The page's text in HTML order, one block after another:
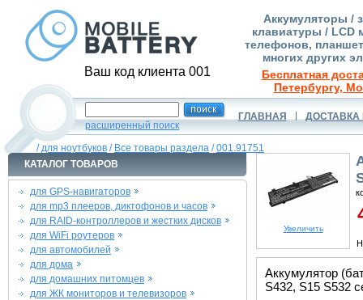
Ваш код клиента 001
Аккумуляторы /
клавиатуры / LCD
телефонов,
многих других
Бесплатная
Петербургу,
расширенный поиск
ГЛАВНАЯ ДОСТАВКА
/для ноутбуков / Все товары раздела /001.91751
КАТАЛОГ ТОВАРОВ
для GPS-навигаторов
для mp3 плееров, диктофонов и часов
для RAID-контроллеров и жестких дисков
для WiFi роутеров
для автомобилей
для дома
для домашних питомцев
для ЖК мониторов и телевизоров
Увеличить
Аккумулятор
S432, S15 S532